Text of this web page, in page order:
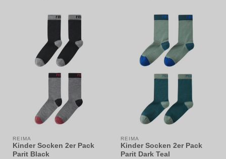
REIMA
Kinder Socken 2er Pack
Parit Black
REIMA
Kinder Socken 2er Pack
Parit Dark Teal